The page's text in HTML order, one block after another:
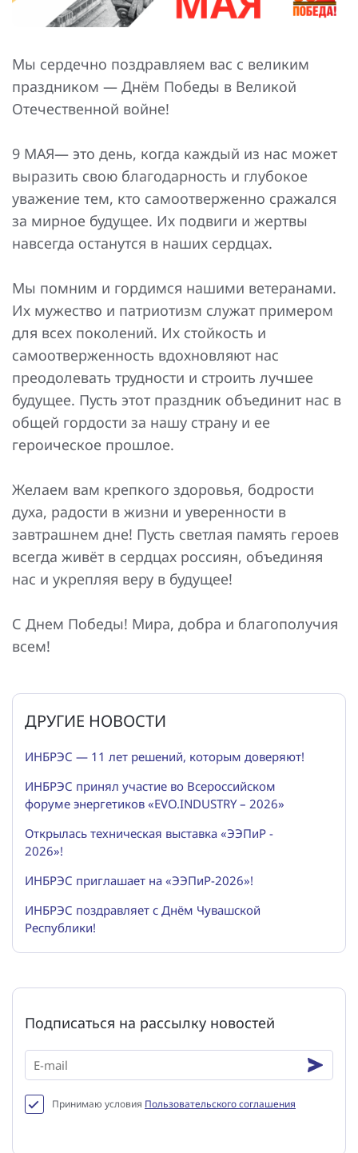
Повышение надежности электроснабжения
Шкафы РЗА 110-220 кВ
присоединений 6-35кВ
Сбор и анализ информации об аварийных событиях
Определение поврежденного фидера
БАВР
Промышленная автоматизация
Мы сердечно поздравляем вас с великим
праздником — Днём Победы в Великой
Отечественной войне!
9 МАЯ— это день, когда каждый из нас может
выразить свою благодарность и глубокое
уважение тем, кто самоотверженно сражался
за мирное будущее. Их подвиги и жертвы
навсегда останутся в наших сердцах.
Мы помним и гордимся нашими ветеранами.
Их мужество и патриотизм служат примером
для всех поколений. Их стойкость и
самоотверженность вдохновляют нас
преодолевать трудности и строить лучшее
будущее. Пусть этот праздник объединит нас в
общей гордости за нашу страну и ее
героическое прошлое.
Желаем вам крепкого здоровья, бодрости
духа, радости в жизни и уверенности в
завтрашнем дне! Пусть светлая память героев
всегда живёт в сердцах россиян, объединяя
нас и укрепляя веру в будущее!
С Днем Победы! Мира, добра и благополучия
всем!
ДРУГИЕ НОВОСТИ
ИНБРЭС — 11 лет решений, которым доверяют!
ИНБРЭС принял участие во Всероссийском
форуме энергетиков «EVO.INDUSTRY – 2026»
Открылась техническая выставка «ЭЭПиР -
2026»!
ИНБРЭС приглашает на «ЭЭПиР-2026»!
ИНБРЭС поздравляет с Днём Чувашской
Республики!
Подписаться на рассылку новостей
Принимаю условия Пользовательского соглашения